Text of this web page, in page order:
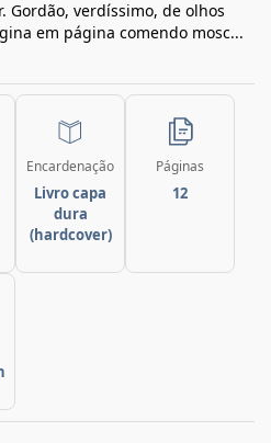
Gordão, verdíssimo, de olhos
em página comendo mosc...
Encardenação
Livro capa
dura
(hardcover)
Páginas
12